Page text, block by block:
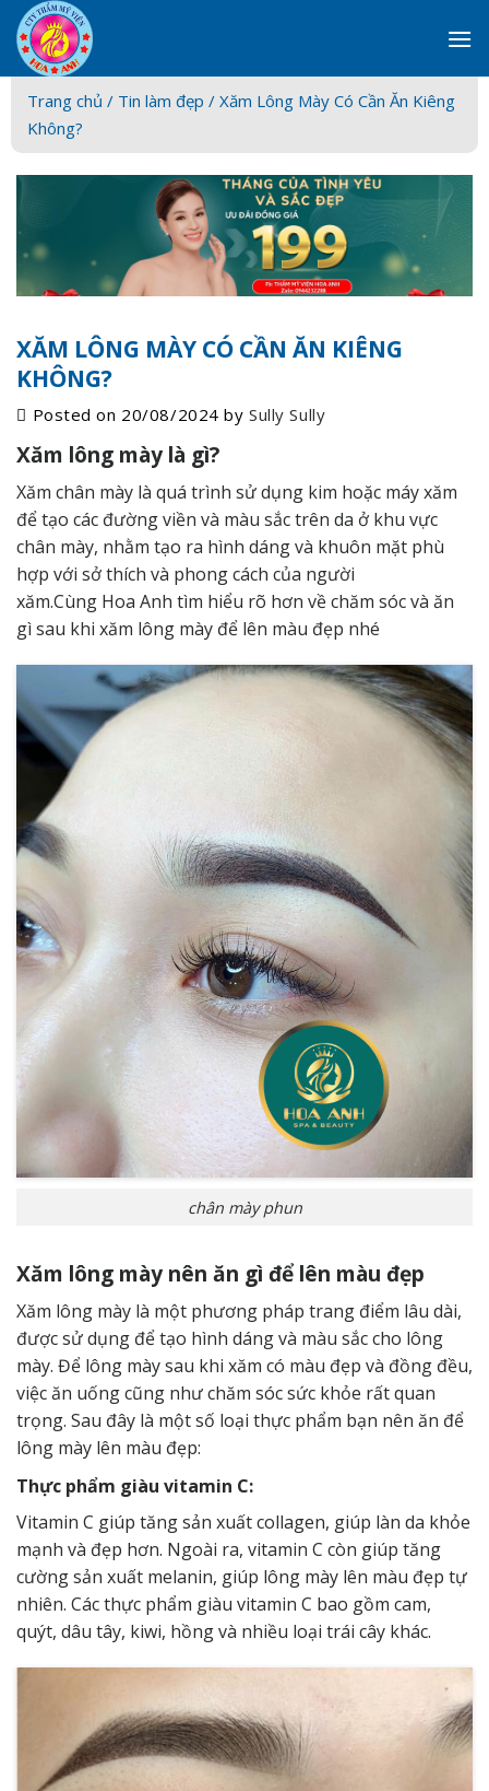
Skip
to
content
Trang chủ / Tin làm đẹp / Xăm Lông Mày Có Cần Ăn Kiêng
Không?
XĂM LÔNG MÀY CÓ CẦN ĂN KIÊNG
KHÔNG?
Posted on 20/08/2024 bySully Sully
Xăm lông mày là gì?
Xăm chân mày là quá trình sử dụng kim hoặc máy xăm
để tạo các đường viền và màu sắc trên da ở khu vực
chân mày, nhằm tạo ra hình dáng và khuôn mặt phù
hợp với sở thích và phong cách của người
xăm.Cùng Hoa Anh tìm hiểu rõ hơn về chăm sóc và ăn
gì sau khi xăm lông mày để lên màu đẹp nhé
chân mày phun
Xăm lông mày nên ăn gì để lên màu đẹp
Xăm lông mày là một phương pháp trang điểm lâu dài,
được sử dụng để tạo hình dáng và màu sắc cho lông
mày. Để lông mày sau khi xăm có màu đẹp và đồng đều,
việc ăn uống cũng như chăm sóc sức khỏe rất quan
trọng. Sau đây là một số loại thực phẩm bạn nên ăn để
lông mày lên màu đẹp:
Thực phẩm giàu vitamin C:
Vitamin C giúp tăng sản xuất collagen, giúp làn da khỏe
mạnh và đẹp hơn. Ngoài ra, vitamin C còn giúp tăng
cường sản xuất melanin, giúp lông mày lên màu đẹp tự
nhiên. Các thực phẩm giàu vitamin C bao gồm cam,
quýt, dâu tây, kiwi, hồng và nhiều loại trái cây khác.